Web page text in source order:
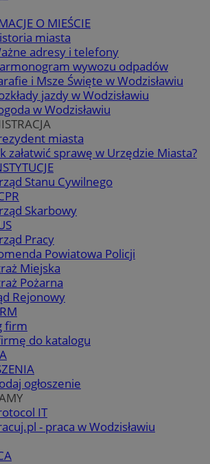
O MIEŚCIE
miasta
adresy i telefony
wywozu odpadów
i Msze Święte w Wodzisławiu
jazdy w Wodzisławiu
w Wodzisławiu
miasta
załatwić sprawę w Urzędzie Miasta?
Stanu Cywilnego
Skarbowy
Pracy
Powiatowa Policji
Miejska
Pożarna
Rejonowy
firm
do katalogu
ogłoszenie
IT
- praca w Wodzisławiu